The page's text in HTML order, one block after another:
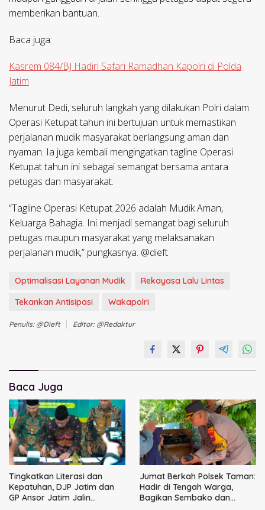
memberikan bantuan.
Baca juga:
Kasrem 084/BJ Hadiri Safari Ramadhan Kapolri di Polda
Jatim
Menurut Dedi, seluruh langkah yang dilakukan Polri dalam
Operasi Ketupat tahun ini bertujuan untuk memastikan
perjalanan mudik masyarakat berlangsung aman dan
nyaman. Ia juga kembali mengingatkan tagline Operasi
Ketupat tahun ini sebagai semangat bersama antara
petugas dan masyarakat.
“Tagline Operasi Ketupat 2026 adalah Mudik Aman,
Keluarga Bahagia. Ini menjadi semangat bagi seluruh
petugas maupun masyarakat yang melaksanakan
perjalanan mudik,” pungkasnya. @dieft
Optimalisasi Layanan Mudik
Rekayasa Lalu Lintas
Tekankan Antisipasi
Wakapolri
Penulis: @dieft Editor: @redaktur
Baca Juga
Tingkatkan Literasi dan
Kepatuhan, DJP Jatim dan
GP Ansor Jatim Jalin
Jumat Berkah Polsek Taman:
Hadir di Tengah Warga,
Bagikan Sembako dan